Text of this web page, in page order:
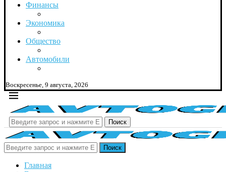
Финансы
Экономика
Общество
Автомобили
Воскресенье, 9 августа, 2026
Поиск
Поиск
Главная